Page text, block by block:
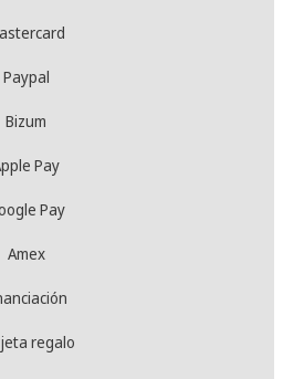
Paypal
Bizum
Pay
Pay
Amex
regalo